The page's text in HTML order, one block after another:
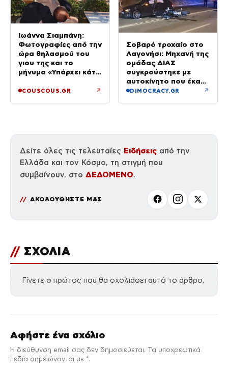
Ιωάννα Σιαμπάνη:
Φωτογραφίες από την
ώρα θηλασμού του
γιου της και το
μήνυμα «Υπάρχει κάτι
αργές μέρες»
COUSCOUS.GR ↗
Σοβαρό τροχαίο στο
Λαγονήσι: Μηχανή της
ομάδας ΔΙΑΣ
συγκρούστηκε με
αυτοκίνητο που έκανε
αναστροφή – Δύο
DIMOCRACY.GR ↗
Δείτε όλες τις τελευταίες Ειδήσεις από την
Ελλάδα και τον Κόσμο, τη στιγμή που
συμβαίνουν, στο ΔΕΔΟΜΕΝΟ.
ΑΚΟΛΟΥΘΗΣΤΕ ΜΑΣ
// ΣΧΟΛΙΑ
Γίνετε ο πρώτος που θα σχολιάσει αυτό το άρθρο.
Αφήστε ένα σχόλιο
Η διεύθυνση email σας δεν δημοσιεύεται. Τα υποχρεωτικά
πεδία σημειώνονται με *.